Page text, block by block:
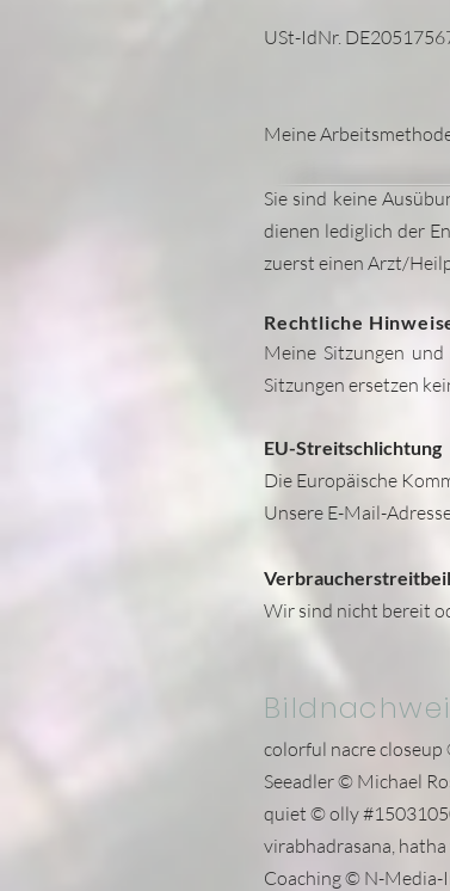
USt-IdNr.
Meine
Sie sind keine
dienen lediglich der
zuerst einen Arzt/
Rechtliche
Meine Sitzungen
Sitzungen ersetzen
EU-Streitschlichtung
Die Europäische
Unsere E-Mail-
Wir sind nicht bereit
colorful nacre
Seeadler © Michael
quiet © olly
virabhadrasana,
Coaching © N-Media-